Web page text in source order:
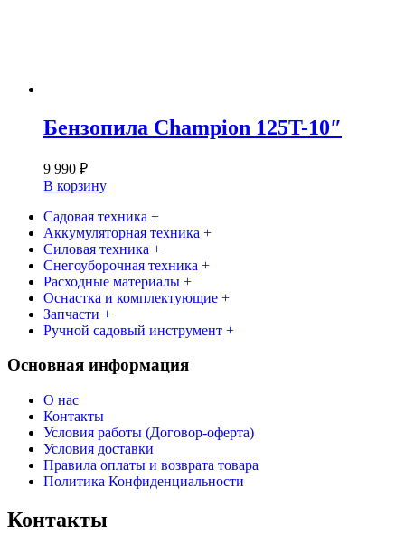
Бензопила Champion 125T-10″
9 990 ₽
В корзину
Садовая техника +
Аккумуляторная техника +
Силовая техника +
Снегоуборочная техника +
Расходные материалы +
Оснастка и комплектующие +
Запчасти +
Ручной садовый инструмент +
Основная информация
О нас
Контакты
Условия работы (Договор-оферта)
Условия доставки
Правила оплаты и возврата товара
Политика Конфиденциальности
Контакты